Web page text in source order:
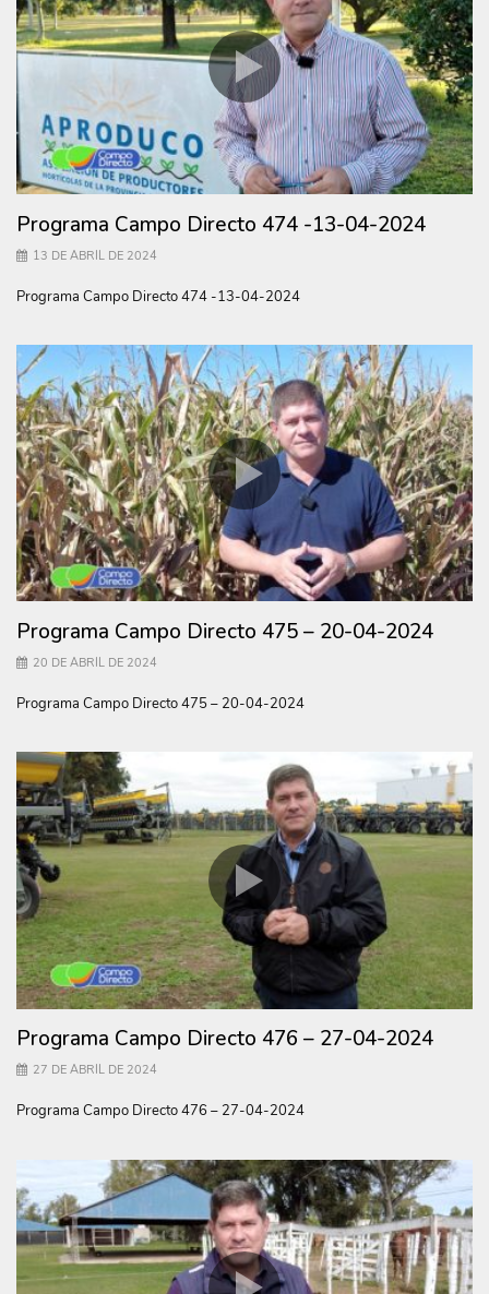
Programa Campo Directo 474 -13-04-2024
13 DE ABRIL DE 2024
Programa Campo Directo 474 -13-04-2024
Programa Campo Directo 475 – 20-04-2024
20 DE ABRIL DE 2024
Programa Campo Directo 475 – 20-04-2024
Programa Campo Directo 476 – 27-04-2024
27 DE ABRIL DE 2024
Programa Campo Directo 476 – 27-04-2024